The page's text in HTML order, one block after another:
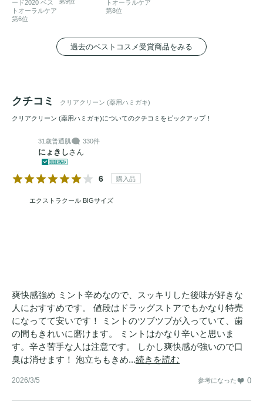
ード2020 ベス
トオーラルケア
第6位
トオーラルケア
第8位
過去のベストコスメ受賞商品をみる
クチコミ クリアクリーン (薬用ハミガキ)
クリアクリーン (薬用ハミガキ)についてのクチコミをピックアップ！
31歳普通肌 330件
にょきしさん
6 購入品
エクストラクール BIGサイズ
爽快感強め ミント辛めなので、スッキリした後味が好きな
人におすすめです。 値段はドラッグストアでもかなり特売
になってて安いです！ ミントのツブツブが入っていて、歯
の間もきれいに磨けます。 ミントはかなり辛いと思いま
す。辛さ苦手な人は注意です。 しかし爽快感が強いので口
臭は消せます！ 泡立ちもきめ...続きを読む
2026/3/5 参考になった 0